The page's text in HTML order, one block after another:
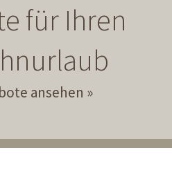
für Ihren
ansehen